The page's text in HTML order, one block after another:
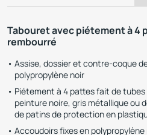
Tabouret avec piétement à 4
rembourré
Assise, dossier et contre-coque
polypropylène noir
Piétement à 4 pattes fait de tubes
peinture noire, gris métallique ou
de patins de protection en
Accoudoirs fixes en